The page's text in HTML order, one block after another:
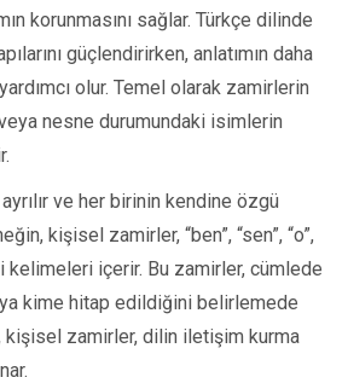
korunmasını sağlar. Türkçe dilinde
güçlendirirken, anlatımın daha
olur. Temel olarak zamirlerin
nesne durumundaki isimlerin
ve her birinin kendine özgü
kişisel zamirler, “ben”, “sen”, “o”,
kelimeleri içerir. Bu zamirler, cümlede
kime hitap edildiğini belirlemede
kişisel zamirler, dilin iletişim kurma